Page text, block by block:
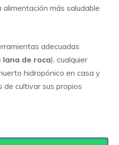
más saludable
adecuadas
lana de roca), cualquier
hidropónico en casa y
de cultivar sus propios